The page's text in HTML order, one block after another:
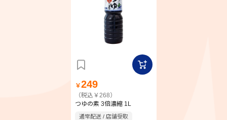
￥249
（税込￥268）
つゆの素 3倍濃縮 1L
通常配送 / 店舗受取